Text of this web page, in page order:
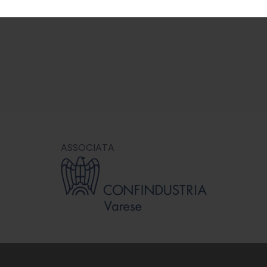
ASSOCIATA